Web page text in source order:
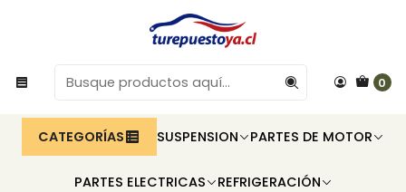
0
CATEGORÍAS SUSPENSION PARTES DE MOTOR
PARTES ELECTRICAS REFRIGERACIÓN